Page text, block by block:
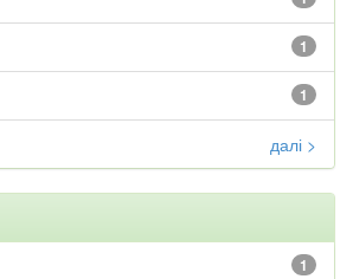
1
1
далі >
1